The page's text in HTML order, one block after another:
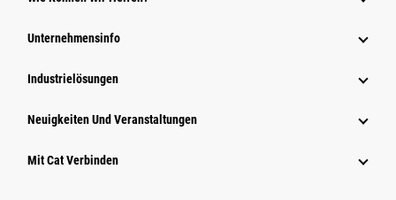
Unternehmensinfo
Industrielösungen
Neuigkeiten Und Veranstaltungen
Mit Cat Verbinden